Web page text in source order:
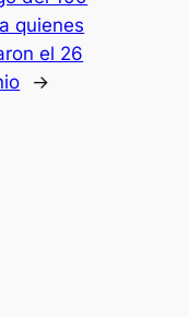
quienes
el 26
→